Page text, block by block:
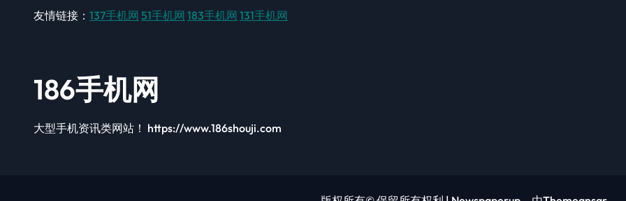
友情链接： 137手机网 51手机网 183手机网 131手机网
186手机网
大型手机资讯类网站！ https://www.186shouji.com